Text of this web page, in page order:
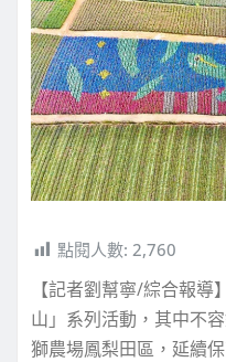
點閱人數: 2,760
【記者劉幫寧/綜合報
山」系列活動，其中不
獅農場鳳梨田區，延續